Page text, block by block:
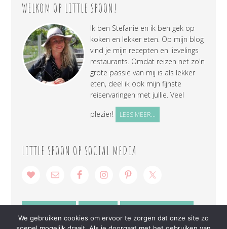
WELKOM OP LITTLE SPOON!
Ik ben Stefanie en ik ben gek op
koken en lekker eten. Op mijn blog
vind je mijn recepten en lievelings
restaurants. Omdat reizen net zo'n
grote passie van mij is als lekker
eten, deel ik ook mijn fijnste
reiservaringen met jullie. Veel
plezier!
LEES MEER...
LITTLE SPOON OP SOCIAL MEDIA
We gebruiken cookies om ervoor te zorgen dat onze site zo